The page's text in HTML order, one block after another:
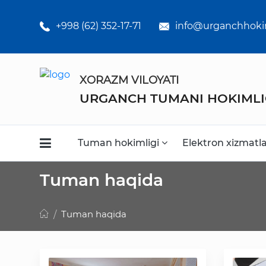
+998 (62) 352-17-71
XORAZM VILOYATI
URGANCH TUMANI
Tuman hokimligi Elektron
o'rta ta'lim
maktabklar
Kasb-hunar
kollejlari
Faoliyat
Media
Tuman haqida
Tuman haqida